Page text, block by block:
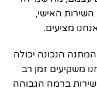
האישי,
מציעים.
הנכונה יכולה
משקיעים זמן רב
ברמה הגבוהה